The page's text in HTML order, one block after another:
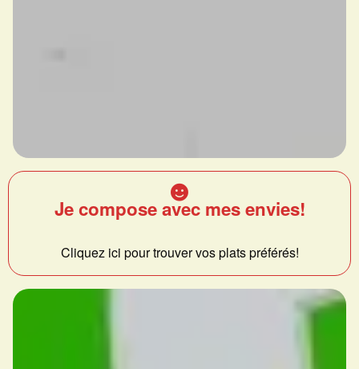
Je compose avec mes envies!
Cliquez ici pour trouver vos plats préférés!